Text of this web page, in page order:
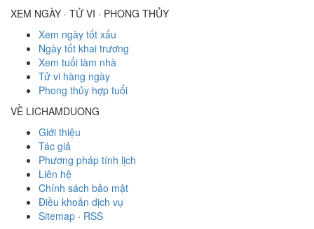
XEM NGÀY · TỬ VI · PHONG THỦY
Xem ngày tốt xấu
Ngày tốt khai trương
Xem tuổi làm nhà
Tử vi hàng ngày
Phong thủy hợp tuổi
VỀ LICHAMDUONG
Giới thiệu
Tác giả
Phương pháp tính lịch
Liên hệ
Chính sách bảo mật
Điều khoản dịch vụ
Sitemap · RSS